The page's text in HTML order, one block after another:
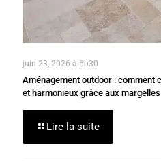
juin 23, 2026 à 6h30
Aménagement outdoor : comment
et harmonieux grâce aux
Lire la suite